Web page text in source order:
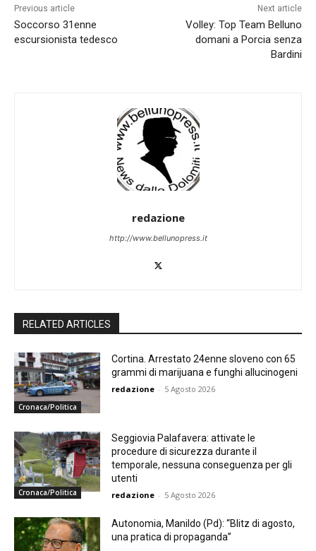
Previous article
Soccorso 31enne
escursionista tedesco
Next article
Volley: Top Team Belluno
domani a Porcia senza
Bardini
redazione
http://www.bellunopress.it
RELATED ARTICLES
Cronaca/Politica
Cortina. Arrestato 24enne sloveno con 65
grammi di marijuana e funghi allucinogeni
redazione - 5 Agosto 2026
Cronaca/Politica
Seggiovia Palafavera: attivate le
procedure di sicurezza durante il
temporale, nessuna conseguenza per gli
utenti
redazione - 5 Agosto 2026
Autonomia, Manildo (Pd): “Blitz di agosto,
una pratica di propaganda”